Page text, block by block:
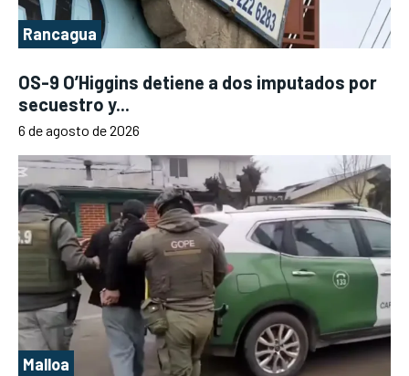
Rancagua
OS-9 O’Higgins detiene a dos imputados por
secuestro y...
6 de agosto de 2026
Malloa